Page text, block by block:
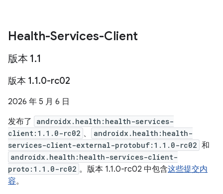
Health-Services-Client
版本 1.1
版本 1.1.0-rc02
2026 年 5 月 6 日
发布了
androidx.health:health-services-
client:1.1.0-rc02 、
androidx.health:health-
services-client-external-protobuf:1.1.0-rc02 和
androidx.health:health-services-client-
proto:1.1.0-rc02 。版本 1.1.0-rc02 中包含这些提交内
容。